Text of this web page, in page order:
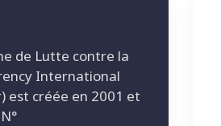
de Lutte contre la
International
est créée en 2001 et